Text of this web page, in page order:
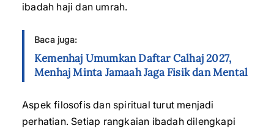
ibadah haji dan umrah.
Baca juga:
Kemenhaj Umumkan Daftar Calhaj 2027,
Menhaj Minta Jamaah Jaga Fisik dan Mental
Aspek filosofis dan spiritual turut menjadi
perhatian. Setiap rangkaian ibadah dilengkapi